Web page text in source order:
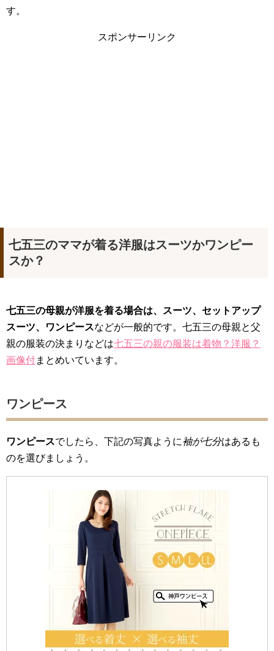
す。
スポンサーリンク
七五三のママが着る洋服はスーツかワンピー
スか？
七五三の母親が洋服を着る場合は、スーツ、セットアップ
スーツ、ワンピースなどが一般的です。七五三の母親と父
親の服装の決まりなどは七五三の親の服装は着物？洋服？
画像付まとめいています。
ワンピース
ワンピースでしたら、下記の写真ように袖が七分はあるも
のを選びましょう。